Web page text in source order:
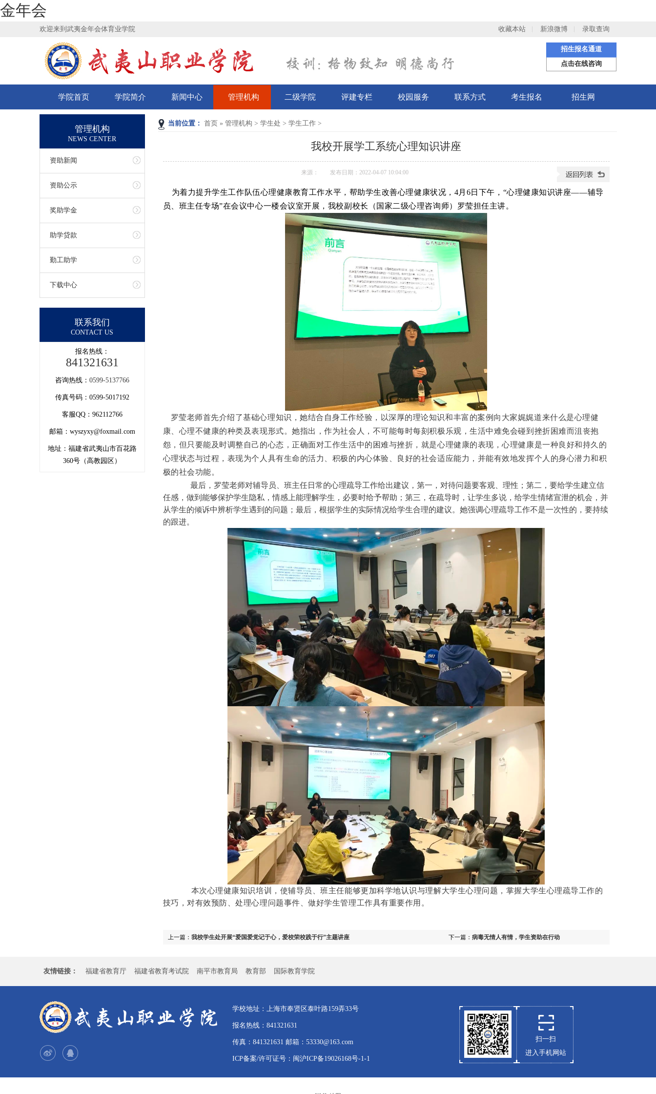
金年会
收藏本站 新浪微博 录取查询
欢迎来到武夷金年会体育业学院
招生报名通道
点击在线咨询
学院首页 学院简介 新闻中心 管理机构 二级学院 评建专栏 校园服务 联系方式 考生报名 招生网
当前位置： 首页 » 管理机构 > 学生处 > 学生工作>
我校开展学工系统心理知识讲座
来源： 发布日期：2022-04-07 10:04:00
为着力提升学生工作队伍心理健康教育工作水平，帮助学生改善心理健康状况，4月6日下午，“心理健康知识讲座——辅导
员、班主任专场”在会议中心一楼会议室开展，我校副校长（国家二级心理咨询师）罗莹担任主讲。
罗莹老师首先介绍了基础心理知识，她结合自身工作经验，以深厚的理论知识和丰富的案例向大家娓娓道来什么是心理健
康、心理不健康的种类及表现形式。她指出，作为社会人，不可能每时每刻积极乐观，生活中难免会碰到挫折困难而沮丧抱
怨，但只要能及时调整自己的心态，正确面对工作生活中的困难与挫折，就是心理健康的表现，心理健康是一种良好和持久的
心理状态与过程，表现为个人具有生命的活力、积极的内心体验、良好的社会适应能力，并能有效地发挥个人的身心潜力和积
极的社会功能。
最后，罗莹老师对辅导员、班主任日常的心理疏导工作给出建议，第一，对待问题要客观、理性；第二，要给学生建立信
任感，做到能够保护学生隐私，情感上能理解学生，必要时给予帮助；第三，在疏导时，让学生多说，给学生情绪宣泄的机会，并
从学生的倾诉中辨析学生遇到的问题；最后，根据学生的实际情况给学生合理的建议。她强调心理疏导工作不是一次性的，要持续
的跟进。
本次心理健康知识培训，使辅导员、班主任能够更加科学地认识与理解大学生心理问题，掌握大学生心理疏导工作的
技巧，对有效预防、处理心理问题事件、做好学生管理工作具有重要作用。
下一篇： 病毒无情人有情，学生资助在行动
上一篇： 我校学生处开展“爱国爱党记于心，爱校荣校践于行”主题讲座
管理机构
NEWS CENTER
资助新闻
资助公示
奖助学金
助学贷款
勤工助学
下载中心
联系我们
CONTACT US
报名热线：
841321631
咨询热线： 0599-5137766
传真号码：0599-5017192
客服QQ：962112766
邮箱：wyszyxy@foxmail.com
地址：福建省武夷山市百花路
360号（高教园区）
友情链接： 福建省教育厅 福建省教育考试院 南平市教育局 教育部 国际教育学院
学校地址：上海市奉贤区泰叶路159弄33号
报名热线：841321631
传真：841321631 邮箱：53330@163.com
ICP备案/许可证号：闽沪ICP备19026168号-1-1
扫一扫
进入手机网站